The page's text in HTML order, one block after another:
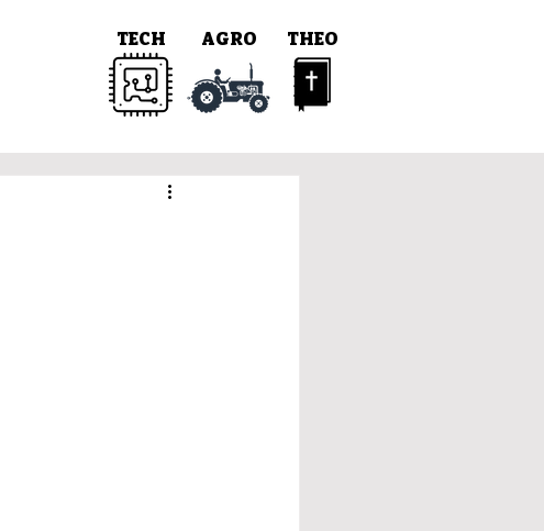
TECH AGRO THEO